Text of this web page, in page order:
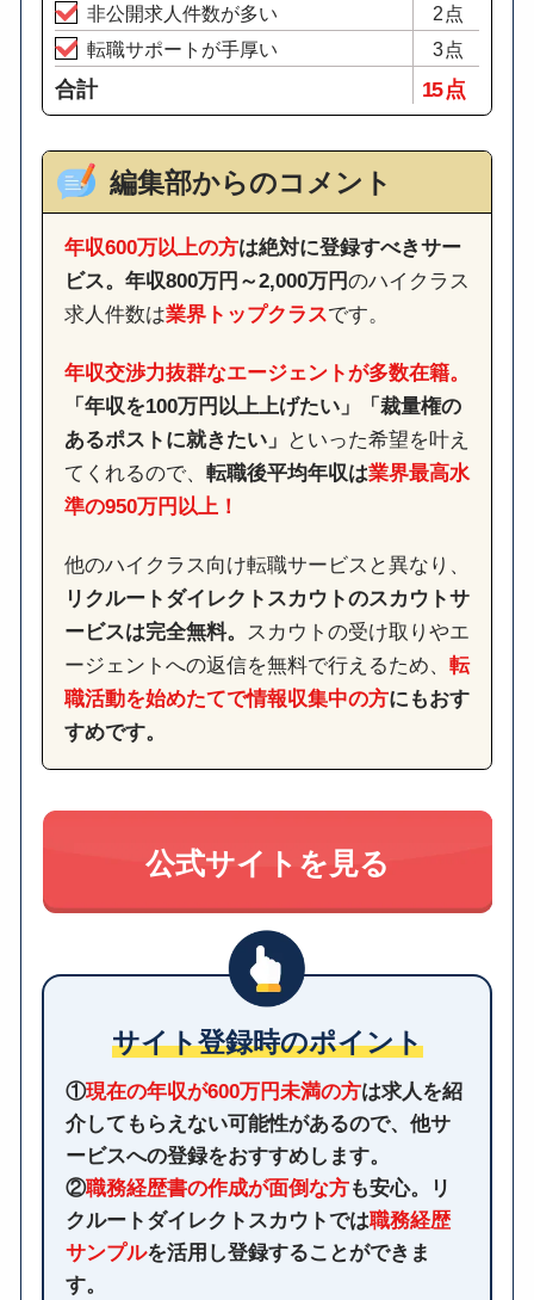
非公開求人件数が多い
2点
転職サポートが手厚い
3点
合計 15 点
編集部からのコメント
年収600万以上の方は絶対に登録すべきサー
ビス。 年収800万円～2,000万円のハイクラス
求人件数は業界トップクラスです。
年収交渉力抜群なエージェントが多数在籍。
「年収を100万円以上上げたい」「裁量権の
あるポストに就きたい」 といった希望を叶え
てくれるので、 転職後平均年収は業界最高水
準の950万円以上！
他のハイクラス向け転職サービスと異なり、
リクルートダイレクトスカウトのスカウトサ
ービスは完全無料。
スカウトの受け取りやエ
ージェントへの返信を無料で行えるため、 転
職活動を始めたてで情報収集中の方にもおす
すめです。
公式サイトを見る
サイト登録時のポイント
①現在の年収が600万円未満の方は求人を紹
介してもらえない可能性があるので、他サ
ービスへの登録をおすすめします。
②職務経歴書の作成が面倒な方も安心。リ
クルートダイレクトスカウトでは職務経歴
サンプルを活用し登録することができま
す。